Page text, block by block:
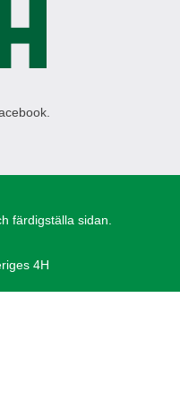
färdigställa sidan.
4H